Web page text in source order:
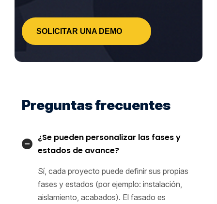
SOLICITAR UNA DEMO
Preguntas frecuentes
¿Se pueden personalizar las fases y
estados de avance?
Sí, cada proyecto puede definir sus propias
fases y estados (por ejemplo: instalación,
aislamiento, acabados). El fasado es